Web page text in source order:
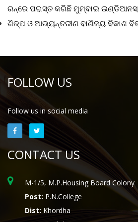
ରନ୍ରେପରାସ୍ତକରିଛିମୁମ୍ବାଇଇଣ୍ଡିଆନସ୍
ଶିଳ୍ପଓଆଭ୍ୟନ୍ତରୀଣବାଣିଜ୍ୟବିକାଶ
FOLLOW US
Follow us in social media
CONTACT US
M-1/5, M.P.Housing Board Colony
Post: P.N.College
Dist: Khordha